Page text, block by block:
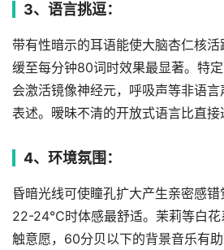
3、语言挑逗：
带有性暗示的耳语能使大脑杏仁核
缓至每分钟80词时效果最显著。特
会激活镜像神经元，呼吸声等非语
表述。暧昧不清的开放式语言比直接
4、环境氛围：
昏暗光线可使瞳孔扩大产生亲密感
22-24℃时体感最舒适。茉莉等白花
触意愿，60分贝以下的背景音乐有